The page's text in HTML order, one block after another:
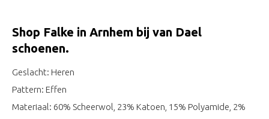
Shop Falke in Arnhem bij van Dael
schoenen.
Geslacht: Heren
Pattern: Effen
Materiaal: 60% Scheerwol, 23% Katoen, 15% Polyamide, 2%